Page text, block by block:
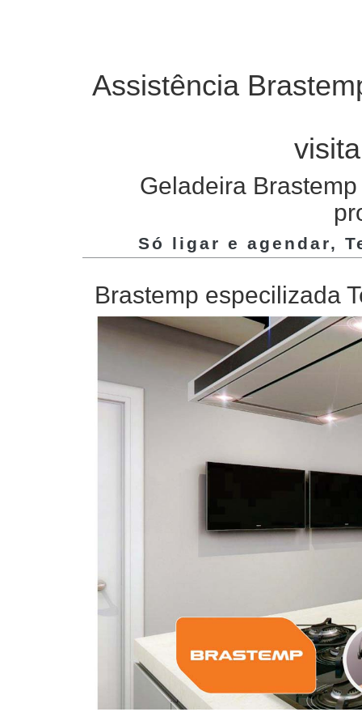
Assistência
Geladeira
Só ligar e agendar,
Brastemp especilizada